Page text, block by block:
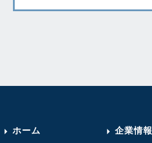
ホーム
企業情報